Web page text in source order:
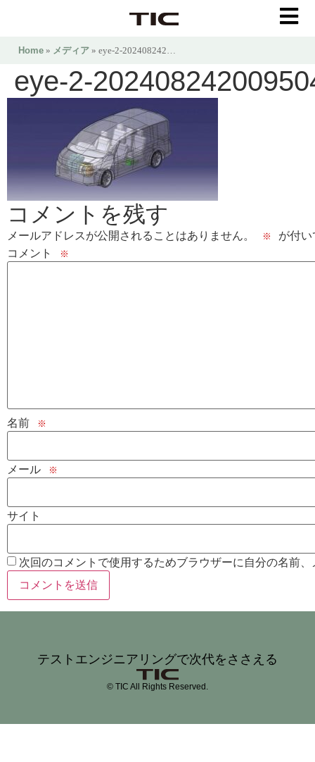
Home » メディア » eye-2-202408242…
eye-2-
コメントを残す
メールアドレスが公開されることはありません。 ※
が付
コメント
※
名前 ※
メール ※
サイト
次回のコメントで使用するためブラウザーに自分の名前
テストエンジニアリングで次代をささえる
© TIC All Rights Reserved.